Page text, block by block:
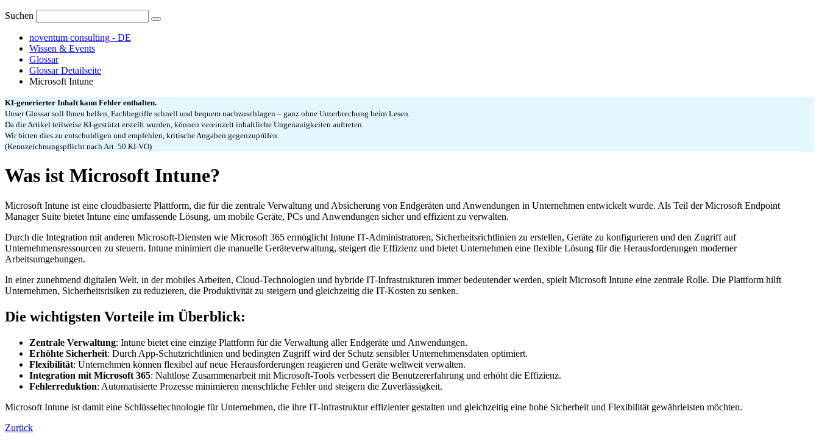
Suchen
noventum consulting - DE
Wissen & Events
Glossar
Glossar Detailseite
Microsoft Intune
KI-generierter Inhalt kann Fehler enthalten.
Unser Glossar soll Ihnen helfen, Fachbegriffe schnell und bequem nachzuschlagen – ganz ohne Unterbrechung beim Lesen.
Da die Artikel teilweise KI-gestützt erstellt wurden, können vereinzelt inhaltliche Ungenauigkeiten auftreten.
Wir bitten dies zu entschuldigen und empfehlen, kritische Angaben gegenzuprüfen.
(Kennzeichnungspflicht nach Art. 50 KI-VO)
Was ist Microsoft Intune?
Microsoft Intune ist eine cloudbasierte Plattform, die für die zentrale Verwaltung und Absicherung von Endgeräten und Anwendungen in Unternehmen entwickelt wurde. Als Teil der Microsoft Endpoint
Manager Suite bietet Intune eine umfassende Lösung, um mobile Geräte, PCs und Anwendungen sicher und effizient zu verwalten.
Durch die Integration mit anderen Microsoft-Diensten wie Microsoft 365 ermöglicht Intune IT-Administratoren, Sicherheitsrichtlinien zu erstellen, Geräte zu konfigurieren und den Zugriff auf
Unternehmensressourcen zu steuern. Intune minimiert die manuelle Geräteverwaltung, steigert die Effizienz und bietet Unternehmen eine flexible Lösung für die Herausforderungen moderner
Arbeitsumgebungen.
In einer zunehmend digitalen Welt, in der mobiles Arbeiten, Cloud-Technologien und hybride IT-Infrastrukturen immer bedeutender werden, spielt Microsoft Intune eine zentrale Rolle. Die Plattform hilft
Unternehmen, Sicherheitsrisiken zu reduzieren, die Produktivität zu steigern und gleichzeitig die IT-Kosten zu senken.
Die wichtigsten Vorteile im Überblick:
Zentrale Verwaltung: Intune bietet eine einzige Plattform für die Verwaltung aller Endgeräte und Anwendungen.
Erhöhte Sicherheit: Durch App-Schutzrichtlinien und bedingten Zugriff wird der Schutz sensibler Unternehmensdaten optimiert.
Flexibilität: Unternehmen können flexibel auf neue Herausforderungen reagieren und Geräte weltweit verwalten.
Integration mit Microsoft 365: Nahtlose Zusammenarbeit mit Microsoft-Tools verbessert die Benutzererfahrung und erhöht die Effizienz.
Fehlerreduktion: Automatisierte Prozesse minimieren menschliche Fehler und steigern die Zuverlässigkeit.
Microsoft Intune ist damit eine Schlüsseltechnologie für Unternehmen, die ihre IT-Infrastruktur effizienter gestalten und gleichzeitig eine hohe Sicherheit und Flexibilität gewährleisten möchten.
Zurück